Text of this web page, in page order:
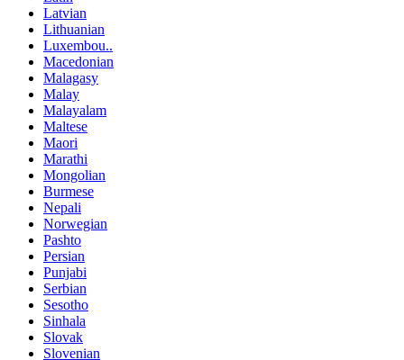
Latvian
Lithuanian
Luxembou..
Macedonian
Malagasy
Malay
Malayalam
Maltese
Maori
Marathi
Mongolian
Burmese
Nepali
Norwegian
Pashto
Persian
Punjabi
Serbian
Sesotho
Sinhala
Slovak
Slovenian